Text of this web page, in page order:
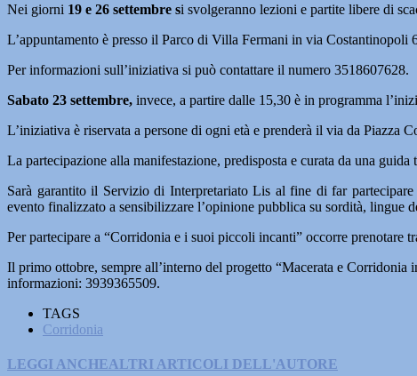
Nei giorni 19 e 26 settembre si svolgeranno lezioni e partite libere di
L’appuntamento è presso il Parco di Villa Fermani in via Costantinopoli
Per informazioni sull’iniziativa si può contattare il numero 3518607628.
Sabato 23 settembre, invece, a partire dalle 15,30 è in programma
L’iniziativa è riservata a persone di ogni età e prenderà il via da Piazza
La partecipazione alla manifestazione, predisposta e curata da una
Sarà garantito il Servizio di Interpretariato Lis al fine di far
evento finalizzato a sensibilizzare l’opinione pubblica su sordità, lingue
Per partecipare a “Corridonia e i suoi piccoli incanti” occorre prenotare
Il primo ottobre, sempre all’interno del progetto “Macerata e
informazioni: 3939365509.
TAGS
Corridonia
LEGGI ANCHEALTRI ARTICOLI DELL'AUTORE